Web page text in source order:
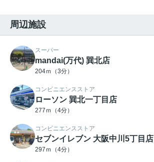
周辺施設
スーパー
mandai(万代) 巽北店
204ｍ（3分）
コンビニエンスストア
ローソン 巽北一丁目店
277ｍ（4分）
コンビニエンスストア
セブンイレブン 大阪中川5丁目店
297ｍ（4分）